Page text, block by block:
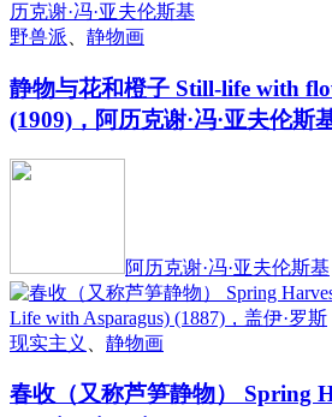
野兽派 静物画
静物与花和橙子 Still-life with
(1909)，阿历克谢·冯·亚夫伦斯
阿历克谢·冯·亚夫伦斯基
现实主义 静物画
春收（又称芦笋静物） Spring